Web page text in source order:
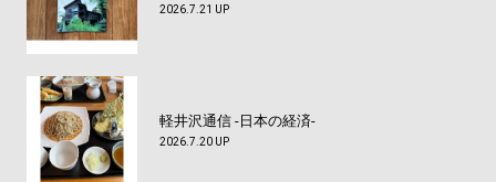
2026.7.21 UP
軽井沢通信 -日本の経済-
2026.7.20 UP